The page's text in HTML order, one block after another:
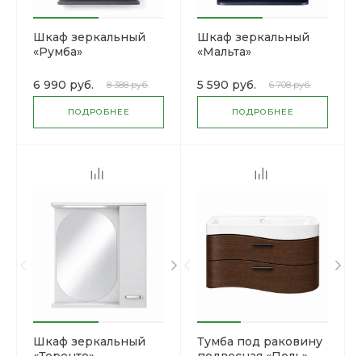
Шкаф зеркальный
«Румба»
6 990 руб. 8 388 руб.
ПОДРОБНЕЕ
Шкаф зеркальный
«Мальта»
5 590 руб. 6 708 руб.
ПОДРОБНЕЕ
Шкаф зеркальный
Тумба под раковину